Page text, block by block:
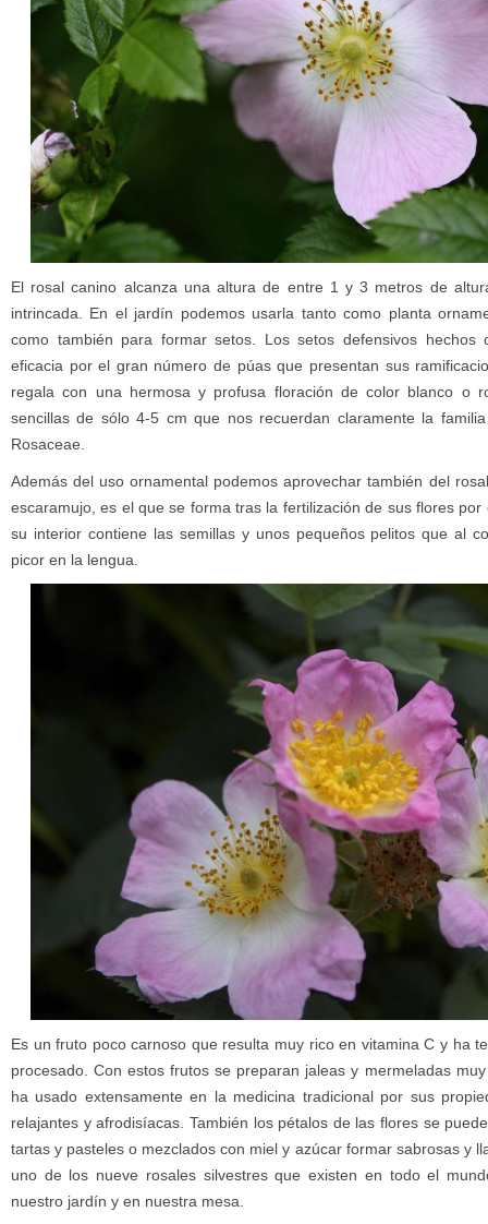
El rosal canino alcanza una altura de entre 1 y 3 metros de
intrincada. En el jardín podemos usarla tanto como planta
como también para formar setos. Los setos defensivos
eficacia por el gran número de púas que presentan sus
regala con una hermosa y profusa floración de color blanco o
sencillas de sólo 4-5 cm que nos recuerdan claramente la
Rosaceae.
Además del uso ornamental podemos aprovechar también del
escaramujo, es el que se forma tras la fertilización de sus flores
su interior contiene las semillas y unos pequeños pelitos que al
picor en la lengua.
Es un fruto poco carnoso que resulta muy rico en vitamina C y ha
procesado. Con estos frutos se preparan jaleas y mermeladas
ha usado extensamente en la medicina tradicional por sus
relajantes y afrodisíacas. También los pétalos de las flores se
tartas y pasteles o mezclados con miel y azúcar formar sabrosas y
uno de los nueve rosales silvestres que existen en todo el
nuestro jardín y en nuestra mesa.